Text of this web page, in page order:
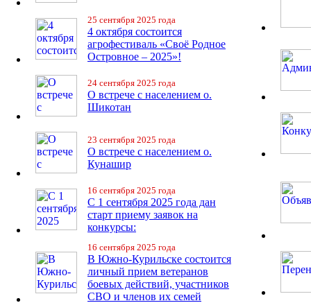
25 сентября 2025 года
4 октября состоится
агрофестиваль «Своё Родное
Островное – 2025»!
24 сентября 2025 года
О встрече с населением о.
Шикотан
23 сентября 2025 года
О встрече с населением о.
Кунашир
16 сентября 2025 года
С 1 сентября 2025 года дан
старт приему заявок на
конкурсы:
16 сентября 2025 года
В Южно-Курильске состоится
личный прием ветеранов
боевых действий, участников
СВО и членов их семей